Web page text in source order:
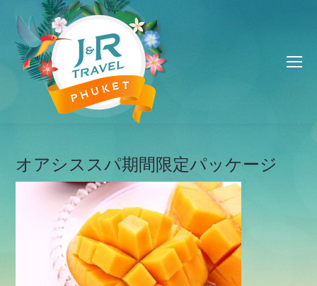
オアシススパ期間限定パッケージ